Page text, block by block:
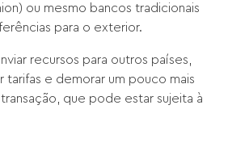
ou mesmo bancos tradicionais
para o exterior.
recursos para outros países,
tarifas e demorar um pouco mais
que pode estar sujeita à